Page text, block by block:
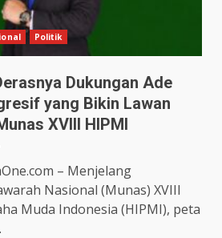
Politik
Dukungan Ade
yang Bikin Lawan
XVIII HIPMI
– Menjelang
Nasional (Munas) XVIII
Muda Indonesia (HIPMI), peta